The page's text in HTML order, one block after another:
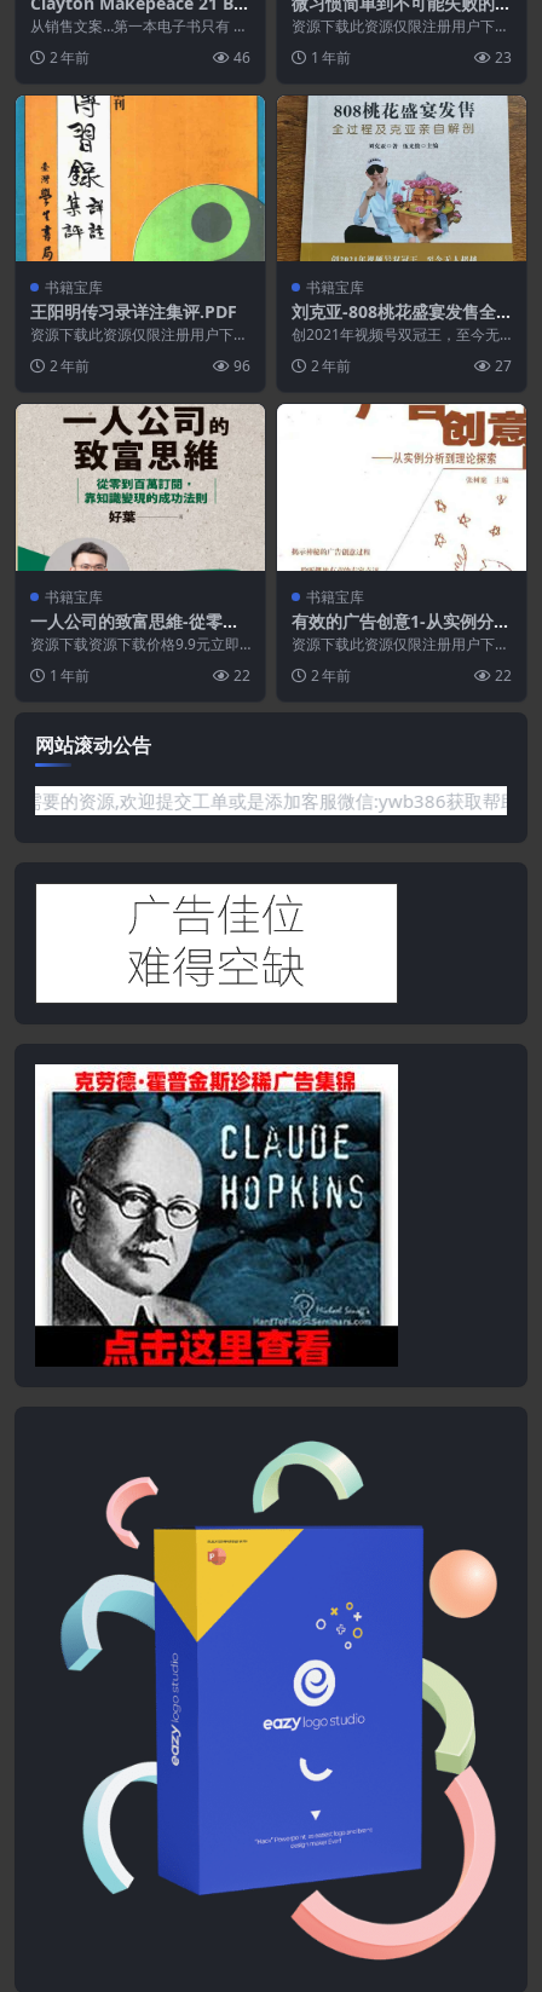
lets
从销售文案…第一本电子书只有 12
建...2 年前 46
我管理法则.PDF
资源下载此资源仅限注册用户下
保证所有资源永久更新资...
1 年前 23
书籍宝库
王阳明传习录详注集评.PDF
资源下载此资源仅限注册用户下
保证所有资源永久更新资...
2 年前 96
书籍宝库
刘克亚-808桃花盛宴发售全
过程及克亚亲自解剖.PDF
创2021年视频号双冠王，至今无
例之首；刘克亚亲自...
2 年前 27
书籍宝库
一人公司的致富思維-從零到
百萬訂閱，靠知識變現的成功
法則.PDF
资源下载资源下载价格9.9元立即
1 年前 22
书籍宝库
有效的广告创意1-从实例分析
到理论探索.PDF
资源下载此资源仅限注册用户下
保证所有资源永久更新资...
2 年前 22
网站滚动公告
你需要的资源,欢迎提交工单或是添加客服微信:ywb386获取帮助